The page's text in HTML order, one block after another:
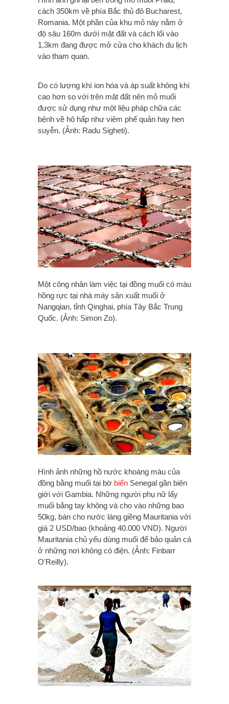
cách 350km về phía Bắc thủ đô Bucharest,
Romania. Một phần của khu mỏ này nằm ở
độ sâu 160m dưới mặt đất và cách lối vào
1,3km đang được mở cửa cho khách du lịch
vào tham quan.
Do có lượng khí ion hóa và áp suất không khí
cao hơn so với trên mặt đất nên mỏ muối
được sử dụng như một liệu pháp chữa các
bệnh về hô hấp như viêm phế quản hay hen
suyễn. (Ảnh: Radu Sigheti).
Một công nhân làm việc tại đồng muối có màu
hồng rực tại nhà máy sản xuất muối ở
Nangqian, tỉnh Qinghai, phía Tây Bắc Trung
Quốc. (Ảnh: Simon Zo).
Hình ảnh những hồ nước khoáng màu của
đồng bằng muối tại bờ biển Senegal gần biên
giới với Gambia. Những người phụ nữ lấy
muối bằng tay không và cho vào những bao
50kg, bán cho nước láng giềng Mauritania với
giá 2 USD/bao (khoảng 40.000 VND). Người
Mauritania chủ yếu dùng muối để bảo quản cá
ở những nơi không có điện. (Ảnh: Finbarr
O'Reilly).